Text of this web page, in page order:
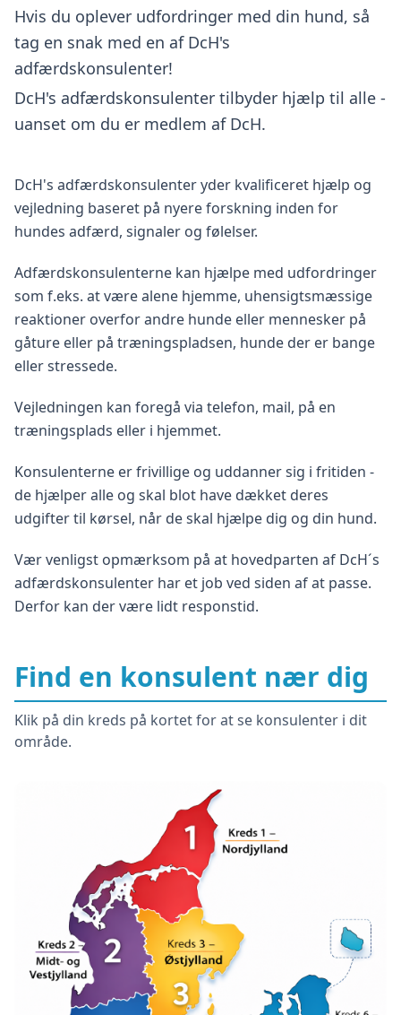
Hvis du oplever udfordringer med din hund, så
tag en snak med en af DcH's
adfærdskonsulenter!
DcH's adfærdskonsulenter tilbyder hjælp til alle -
uanset om du er medlem af DcH.
DcH's adfærdskonsulenter yder kvalificeret hjælp og
vejledning baseret på nyere forskning inden for
hundes adfærd, signaler og følelser.
Adfærdskonsulenterne kan hjælpe med udfordringer
som f.eks. at være alene hjemme, uhensigtsmæssige
reaktioner overfor andre hunde eller mennesker på
gåture eller på træningspladsen, hunde der er bange
eller stressede.
Vejledningen kan foregå via telefon, mail, på en
træningsplads eller i hjemmet.
Konsulenterne er frivillige og uddanner sig i fritiden -
de hjælper alle og skal blot have dækket deres
udgifter til kørsel, når de skal hjælpe dig og din hund.
Vær venligst opmærksom på at hovedparten af DcH´s
adfærdskonsulenter har et job ved siden af at passe.
Derfor kan der være lidt responstid.
Find en konsulent nær dig
Klik på din kreds på kortet for at se konsulenter i dit
område.